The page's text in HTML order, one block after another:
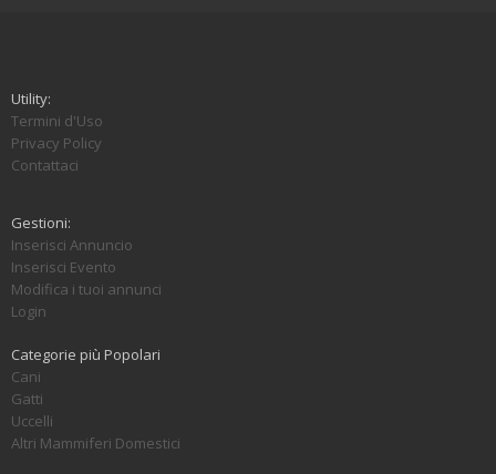
Utility:
Termini d'Uso
Privacy Policy
Contattaci
Gestioni:
Inserisci Annuncio
Inserisci Evento
Modifica i tuoi annunci
Login
Categorie più Popolari
Cani
Gatti
Uccelli
Altri Mammiferi Domestici